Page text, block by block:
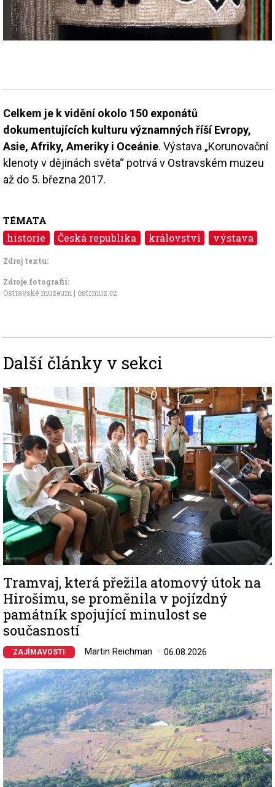
Celkem je k vidění okolo 150 exponátů
dokumentujících kulturu významných říší Evropy,
Asie, Afriky, Ameriky i Oceánie. Výstava „Korunovační
klenoty v dějinách světa“ potrvá v Ostravském muzeu
až do 5. března 2017.
TÉMATA
historie Česká republika království výstava
Zdroj textu:
Zdroje fotografii:
Ostravské muzeum | ostrmuz.cz
Další články v sekci
Image
Tramvaj, která přežila atomový útok na
Hirošimu, se proměnila v pojízdný
památník spojující minulost se
současností
ZAJÍMAVOSTI Martin Reichman 06.08.2026
Image